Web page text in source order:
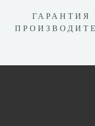
ГАРАНТИЯ